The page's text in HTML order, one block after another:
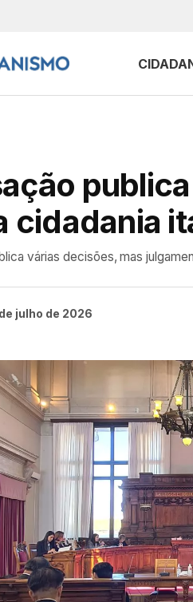
cidadania
várias decisões, mas
julho de 2026